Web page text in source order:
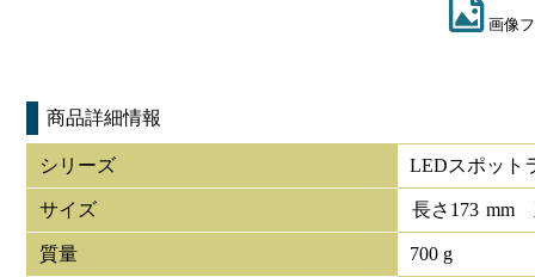
画像
商品詳細情報
シリーズ LEDスポット
サイズ 長さ 173 mm
質量 700 g